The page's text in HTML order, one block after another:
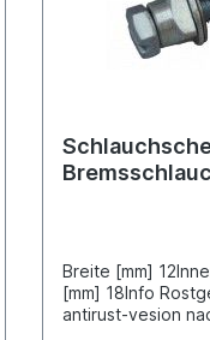
Breite [mm]
[mm] 18Info
antirust-vesion